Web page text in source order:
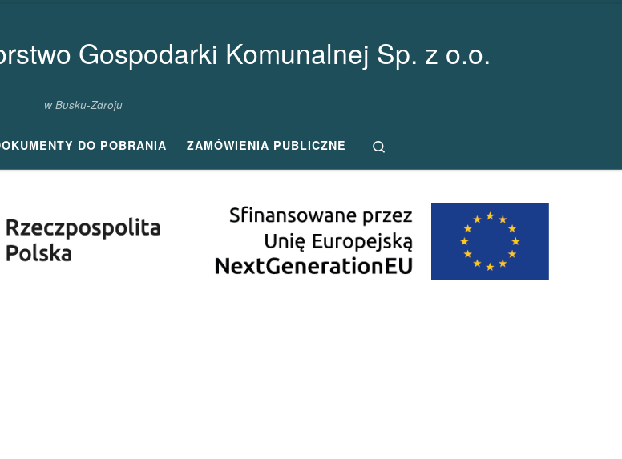
Gospodarki Komunalnej Sp. z o.o.
w Busku-Zdroju
DO POBRANIA ZAMÓWIENIA PUBLICZNE